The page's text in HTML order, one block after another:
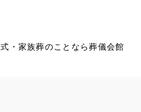
・家族葬のことなら葬儀会館